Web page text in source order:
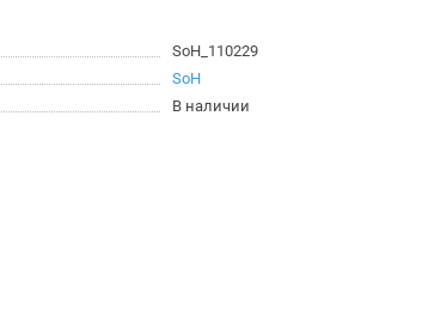
SoH_110229
SoH
В наличии